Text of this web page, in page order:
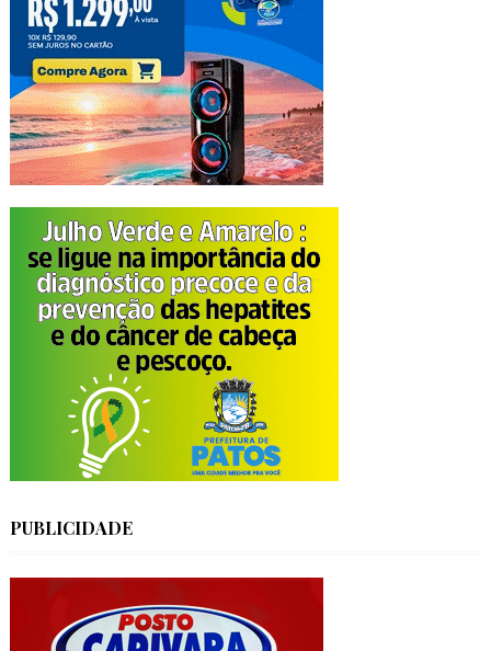
PUBLICIDADE